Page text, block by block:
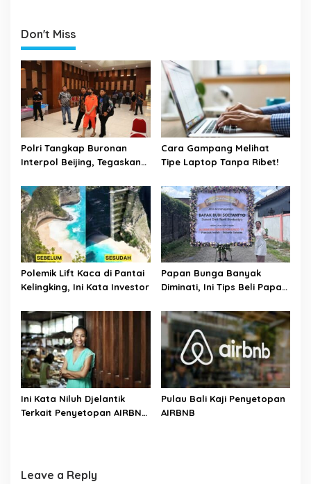
Don't Miss
Polri Tangkap Buronan
Interpol Beijing, Tegaskan
Kejahatan Transnasional
Cara Gampang Melihat
Tipe Laptop Tanpa Ribet!
Polemik Lift Kaca di Pantai
Kelingking, Ini Kata Investor
Papan Bunga Banyak
Diminati, Ini Tips Beli Papan
Ini Kata Niluh Djelantik
Terkait Penyetopan AIRBNB
Pulau Bali Kaji Penyetopan
AIRBNB
Leave a Reply